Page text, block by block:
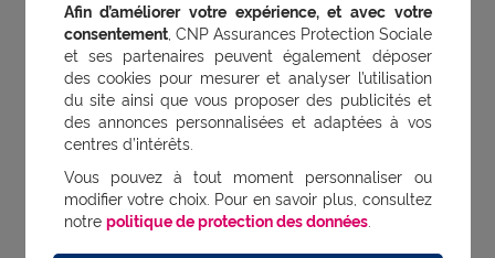
sur vos besoins en protection santé,
avec des offres modulables et des
garanties adaptées.
En ce moment sur le Blog
Afin d’améliorer votre expérience, et avec votre
consentement, CNP Assurances Protection Sociale
et ses partenaires peuvent également déposer
des cookies pour mesurer et analyser l’utilisation
du site ainsi que vous proposer des publicités et
des annonces personnalisées et adaptées à vos
centres d’intérêts.
Vous pouvez à tout moment personnaliser ou
modifier votre choix. Pour en savoir plus, consultez
notre politique de protection des données.